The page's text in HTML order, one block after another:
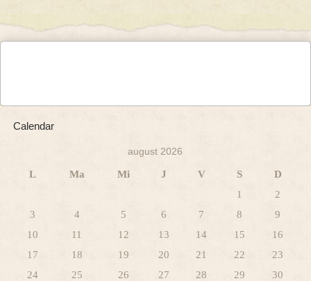
Calendar
august 2026
L Ma Mi J V S
D
1
2
3
4 5 6 7 8
9
10
11 12 13 14 15
16
17
18 19 20 21 22
23
24
25 26 27 28 29
30